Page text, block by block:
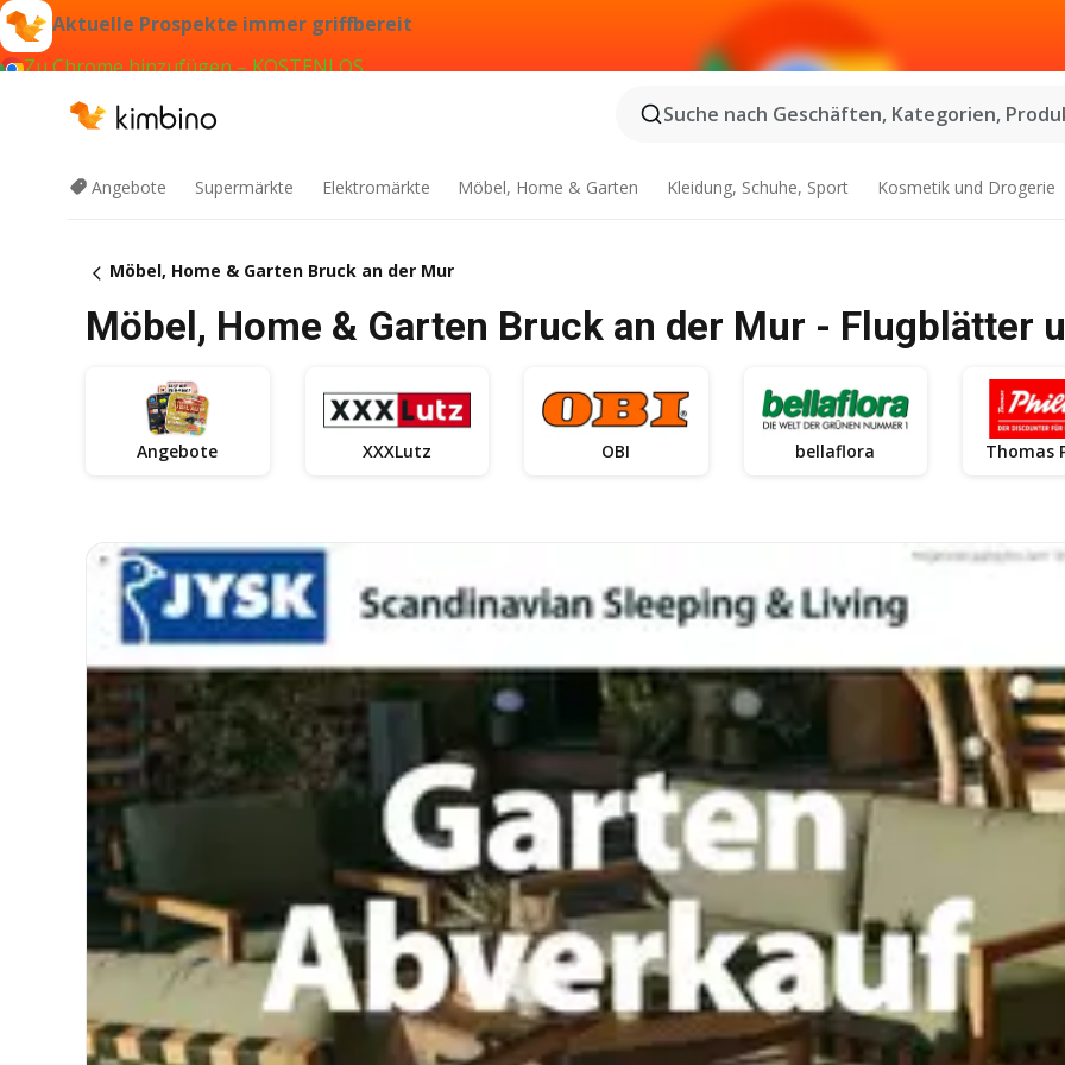
Aktuelle Prospekte immer griffbereit
Zu Chrome hinzufügen – KOSTENLOS
Suche nach Geschäften, Kategorien,
Angebote Supermärkte Elektromärkte Möbel, Home & Garten Kleidung, Schuhe, Sport Kosmetik und Drogerie
Möbel, Home & Garten Bruck an der Mur
Möbel, Home & Garten Bruck an der Mur - Flugblätter
Angebote XXXLutz OBI bellaflora Thomas